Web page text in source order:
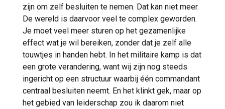
zijn om zelf besluiten te nemen. Dat kan niet meer.
De wereld is daarvoor veel te complex geworden.
Je moet veel meer sturen op het gezamenlijke
effect wat je wil bereiken, zonder dat je zelf alle
touwtjes in handen hebt. In het militaire kamp is dat
een grote verandering, want wij zijn nog steeds
ingericht op een structuur waarbij één commandant
centraal besluiten neemt. En het klinkt gek, maar op
het gebied van leiderschap zou ik daarom niet